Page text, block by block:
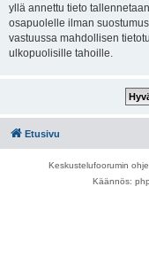
yllä annettu tieto
osapuolelle ilman
vastuussa mahdollisen
ulkopuolisille tahoille.
Etusivu
Keskustelufoorumin
Käännös: